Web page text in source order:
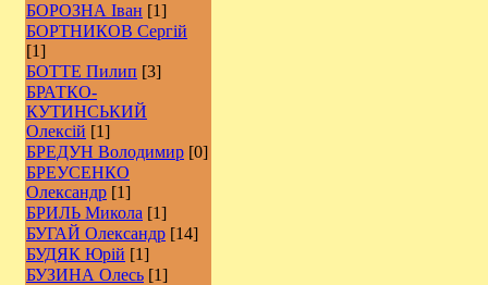
БОРОЗНА Іван [1]
БОРТНИКОВ Сергій
[1]
БОТТЕ Пилип [3]
БРАТКО-
КУТИНСЬКИЙ
Олексій [1]
БРЕДУН Володимир [0]
БРЕУСЕНКО
Олександр [1]
БРИЛЬ Микола [1]
БУГАЙ Олександр [14]
БУДЯК Юрій [1]
БУЗИНА Олесь [1]